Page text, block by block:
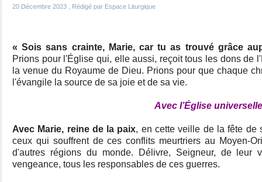
20 Décembre 2023 , Rédigé par Espace Liturgique
« Sois sans crainte, Marie, car tu as trouvé grâce
Prions pour l'Église qui, elle aussi, reçoit tous les dons de
la venue du Royaume de Dieu. Prions pour que chaque
l'évangile la source de sa joie et de sa vie.
Avec l’Église
Avec Marie, reine de la paix, en cette veille de la fête de
ceux qui souffrent de ces conflits meurtriers au Moyen-
d'autres régions du monde. Délivre, Seigneur, de leur
vengeance, tous les responsables de ces guerres.